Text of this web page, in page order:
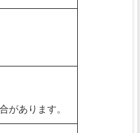
があります。